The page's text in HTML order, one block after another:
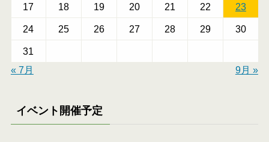
17 18 19 20 21 22 23
24 25 26 27 28 29 30
31
« 7月
9月 »
イベント開催予定